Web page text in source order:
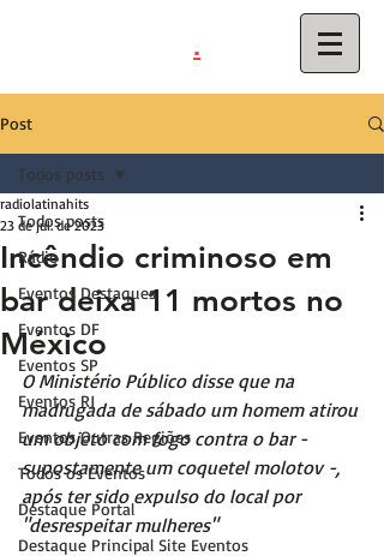
.
Post
Todos posts
Rádio
Eventos Destaques
Eventos DF
Eventos SP
Eventos RJ
Eventos Outras Regiões
Todos os Eventos
Destaque Portal
Destaque Principal Site Eventos
Todos posts
Incêndio criminoso em
bar deixa 11 mortos no
México
radiolatinahits
23 de jul. de 2023
O Ministério Público disse que na
madrugada de sábado um homem atirou
um objeto com fogo contra o bar -
supostamente um coquetel molotov -,
após ter sido expulso do local por
"desrespeitar mulheres"